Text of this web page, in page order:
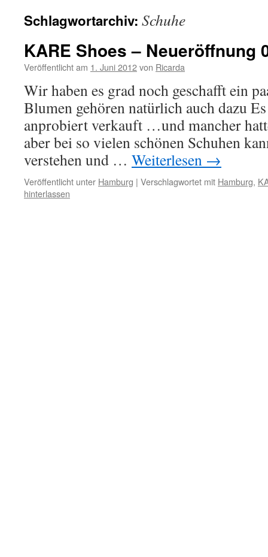
Schlagwortarchiv: Schuhe
KARE Shoes – Neueröffnung
Veröffentlicht am 1. Juni 2012von Ricarda
Wir haben es grad noch geschafft ein
Blumen gehören natürlich auch dazu
anprobiert verkauft …und mancher
aber bei so vielen schönen Schuhen
verstehen und … Weiterlesen →
Veröffentlicht unter Hamburg | Verschlagwortet mit Hamburg,
hinterlassen